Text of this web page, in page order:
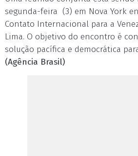
segunda-feira (3) em Nova York
Contato Internacional para a
Lima. O objetivo do encontro é
solução pacífica e democrática
(Agência Brasil)